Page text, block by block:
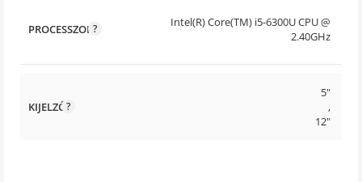
PROCESSZOR
Intel(R) Core(TM) i5-6300U CPU @
2.40GHz
KIJELZŐ
5"
,
12"